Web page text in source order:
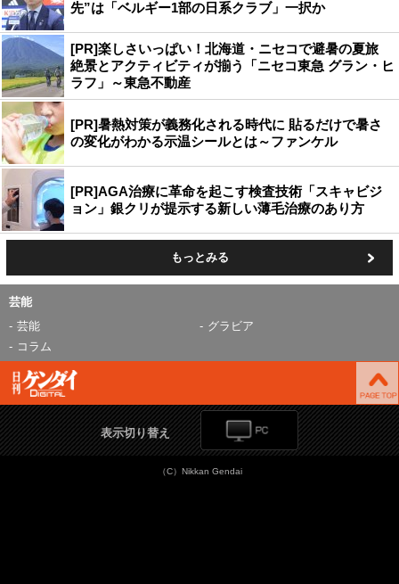
先”は「ベルギー1部の日系クラブ」一択か
[PR]楽しさいっぱい！北海道・ニセコで避暑の夏旅
絶景とアクティビティが揃う「ニセコ東急 グラン・ヒ
ラフ」～東急不動産
[PR]暑熱対策が義務化される時代に 貼るだけで暑さ
の変化がわかる示温シールとは～ファンケル
[PR]AGA治療に革命を起こす検査技術「スキャビジ
ョン」銀クリが提示する新しい薄毛治療のあり方
もっとみる
芸能
芸能
グラビア
コラム
表示切り替え
（C）Nikkan Gendai